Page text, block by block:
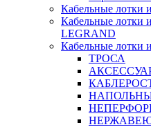
Кабельные лотки
Кабельные лотки
LEGRAND
Кабельные лотки
ТРОСА